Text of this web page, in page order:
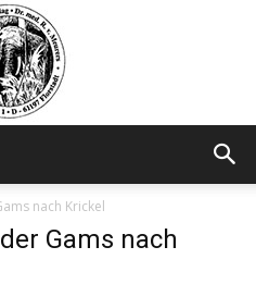
nach Krickel
Gams nach